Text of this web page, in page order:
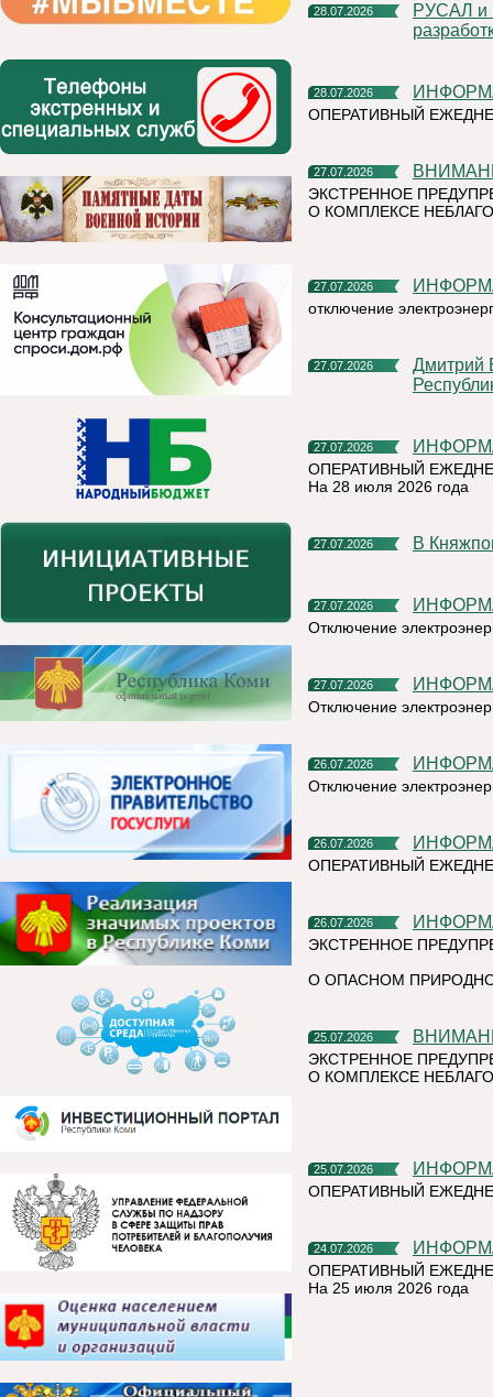
28.07.2026
РУСАЛ и компания Grand Line заключили соглашение о
28.07.2026
ОПЕРАТИВНЫЙ
27.07.2026
ЭКСТРЕННОЕ
О КОМПЛЕКСЕ
27.07.2026
отключение
27.07.2026
Дмитрий Братыненко о реализации проекта "Команда
27.07.2026
ОПЕРАТИВНЫЙ
На 28 июля 2026 года
27.07.2026 В
27.07.2026
Отключение
27.07.2026
Отключение
26.07.2026
Отключение
26.07.2026
ОПЕРАТИВНЫЙ
26.07.2026
ЭКСТРЕННОЕ
О ОПАСНОМ
25.07.2026
ЭКСТРЕННОЕ
О КОМПЛЕКСЕ
25.07.2026
ОПЕРАТИВНЫЙ
24.07.2026
ОПЕРАТИВНЫЙ
На 25 июля 2026 года